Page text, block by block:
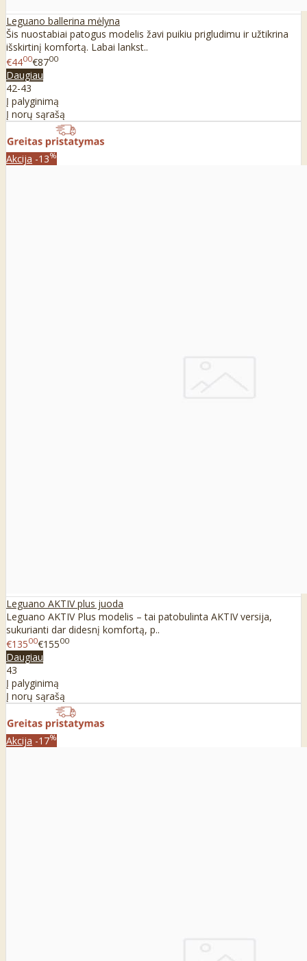
Leguano ballerina mėlyna
Šis nuostabiai patogus modelis žavi puikiu prigludimu ir užtikrina
išskirtinį komfortą. Labai lankst..
€4400€8700
Daugiau
42-43
Į palyginimą
Į norų sąrašą
Akcija -13%
Leguano AKTIV plus juoda
Leguano AKTIV Plus modelis – tai patobulinta AKTIV versija,
sukurianti dar didesnį komfortą, p..
€13500€15500
Daugiau
43
Į palyginimą
Į norų sąrašą
Akcija -17%